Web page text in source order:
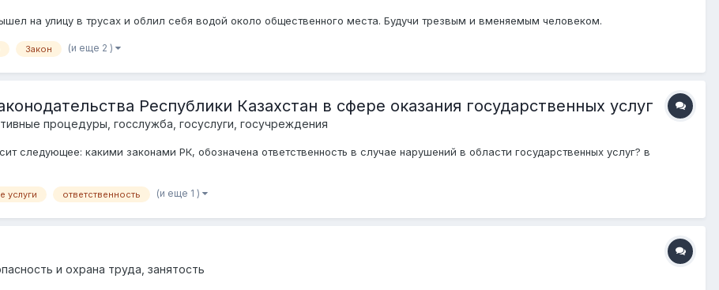
на улицу в трусах и облил себя водой около общественного места. Будучи трезвым и вменяемым человеком.
Закон (и еще 2 )
Республики Казахстан в сфере оказания государственных услуг
процедуры, госслужба, госуслуги, госучреждения
следующее: какими законами РК, обозначена ответственность в случае нарушений в области государственных услуг? в
услуги ответственность (и еще 1 )
и охрана труда, занятость